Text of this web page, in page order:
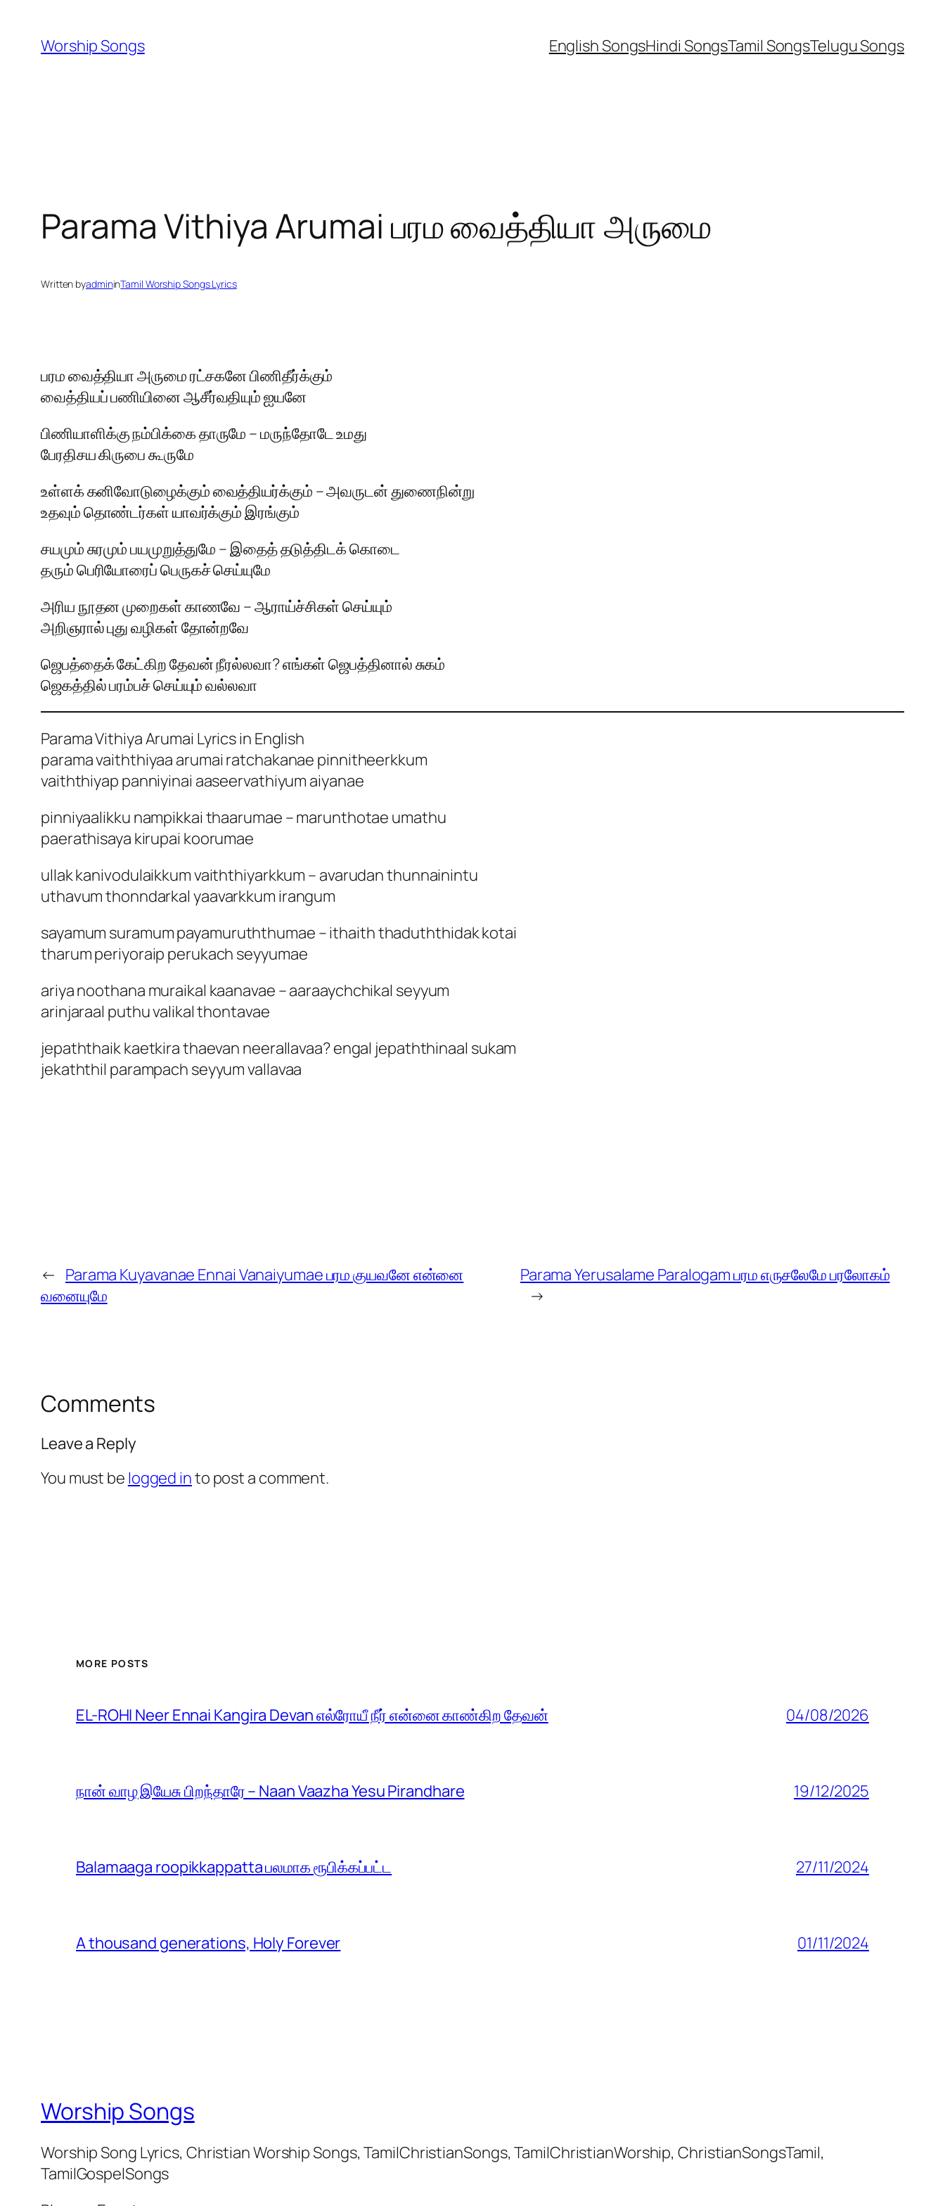
content
Worship Songs English SongsHindi SongsTamil SongsTelugu Songs
Parama Vithiya Arumai பரம வைத்தியா அருமை
Written byadmininTamil Worship Songs Lyrics
பரம வைத்தியா அருமை ரட்சகனே பிணிதீர்க்கும்
வைத்தியப் பணியினை ஆசீர்வதியும் ஐயனே
பிணியாளிக்கு நம்பிக்கை தாருமே – மருந்தோடே உமது
பேரதிசய கிருபை கூருமே
உள்ளக் கனிவோடுழைக்கும் வைத்தியர்க்கும் – அவருடன் துணைநின்று
உதவும் தொண்டர்கள் யாவர்க்கும் இரங்கும்
சயமும் சுரமும் பயமுறுத்துமே – இதைத் தடுத்திடக் கொடை
தரும் பெரியோரைப் பெருகச் செய்யுமே
அரிய நூதன முறைகள் காணவே – ஆராய்ச்சிகள் செய்யும்
அறிஞரால் புது வழிகள் தோன்றவே
ஜெபத்தைக் கேட்கிற தேவன் நீரல்லவா? எங்கள் ஜெபத்தினால் சுகம்
ஜெகத்தில் பரம்பச் செய்யும் வல்லவா
Parama Vithiya Arumai Lyrics in English
parama vaiththiyaa arumai ratchakanae pinnitheerkkum
vaiththiyap panniyinai aaseervathiyum aiyanae
pinniyaalikku nampikkai thaarumae – marunthotae umathu
paerathisaya kirupai koorumae
ullak kanivodulaikkum vaiththiyarkkum – avarudan thunnainintu
uthavum thonndarkal yaavarkkum irangum
sayamum suramum payamuruththumae – ithaith thaduththidak kotai
tharum periyoraip perukach seyyumae
ariya noothana muraikal kaanavae – aaraaychchikal seyyum
arinjaraal puthu valikal thontavae
jepaththaik kaetkira thaevan neerallavaa? engal jepaththinaal sukam
jekaththil parampach seyyum vallavaa
← Parama Kuyavanae Ennai Vanaiyumae பரம குயவனே என்னை
வனையுமே
Parama Yerusalame Paralogam பரம எருசலேமே பரலோகம்
→
Comments
Leave a Reply
You must be logged into post a comment.
MORE POSTS
EL-ROHI Neer Ennai Kangira Devan எல்ரோயீ நீர் என்னை காண்கிற தேவன் 04/08/2026
நான் வாழ இயேசு பிறந்தாரே – Naan Vaazha Yesu Pirandhare 19/12/2025
Balamaaga roopikkappatta பலமாக ரூபிக்கப்பட்ட 27/11/2024
A thousand generations, Holy Forever 01/11/2024
Worship Songs
Worship Song Lyrics, Christian Worship Songs, TamilChristianSongs, TamilChristianWorship, ChristianSongsTamil,
TamilGospelSongs